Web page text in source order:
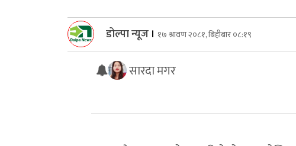
डोल्पा न्यूज । १७ श्रावण २०८१, बिहीबार ०८:१९
सारदा मगर